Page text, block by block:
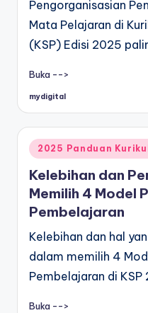
Pengorganisasian
Mata Pelajaran di
(KSP) Edisi 2025
Buka -->
Posted
mydigital
Posted
in
2025 Panduan
Kelebihan dan
Memilih 4 Model
Pembelajaran
Kelebihan dan hal
dalam memilih 4
Pembelajaran di KSP
Buka -->